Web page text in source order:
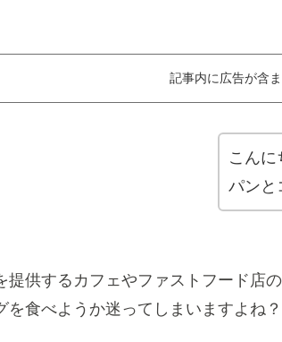
記事内に広告が含ま
こんに
パンと
提供するカフェやファストフード店
を食べようか迷ってしまいますよね？